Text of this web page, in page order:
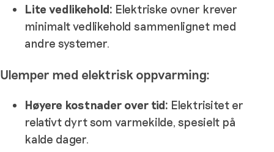
Lite vedlikehold: Elektriske ovner krever
minimalt vedlikehold sammenlignet med
andre systemer.
Ulemper med elektrisk oppvarming:
Høyere kostnader over tid: Elektrisitet er
relativt dyrt som varmekilde, spesielt på
kalde dager.